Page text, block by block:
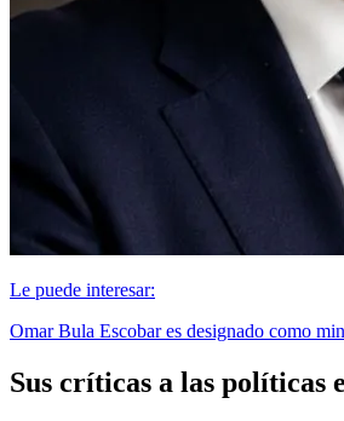
Le puede interesar:
Omar Bula Escobar es designado como
Sus críticas a las políticas